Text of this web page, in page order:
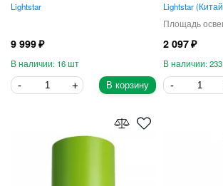
Lightstar
9 999
16
В корзину
Lightstar Китай
2 097
233